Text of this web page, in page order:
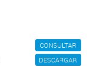
CONSULTAR
DESCARGAR